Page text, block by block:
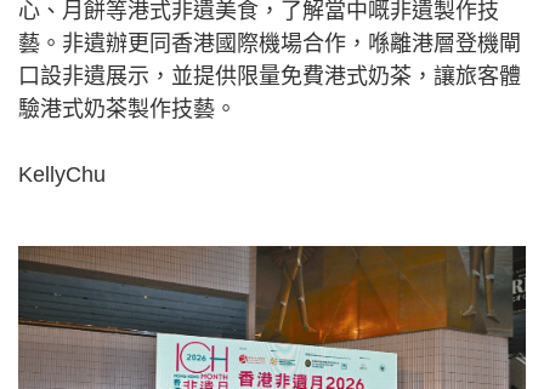
心、月餅等港式非遺美食，了解當中嘅非遺製作技
藝。非遺辦更同香港國際機場合作，喺離港層登機閘
口設非遺展示，並提供限量免費港式奶茶，讓旅客體
驗港式奶茶製作技藝。
KellyChu